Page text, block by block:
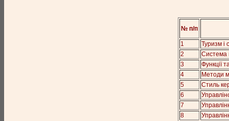
№ п/п
1
Туризм і
2
Система
3
Функції
4
Методи
5
Стиль
6
7
8